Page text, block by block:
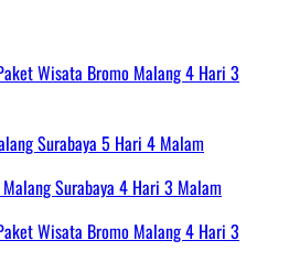
Wisata Bromo Malang 4 Hari 3
Surabaya 5 Hari 4 Malam
Wisata Bromo Malang 4 Hari 3